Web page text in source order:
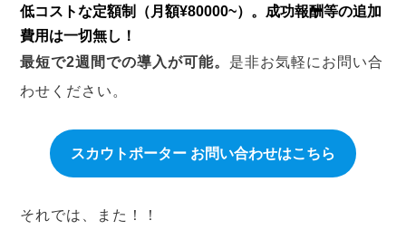
低コストな定額制（月額¥80000~）。成功報酬等の追加
費用は一切無し！
最短で2週間での導入が可能。 是非お気軽にお問い合
わせください。
スカウトポーター お問い合わせはこちら
それでは、また！！